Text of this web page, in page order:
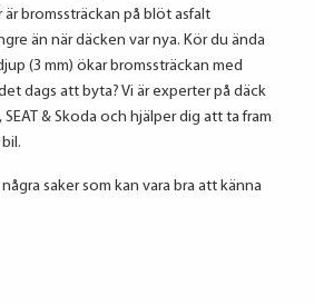
är bromssträckan på blöt asfalt
än när däcken var nya. Kör du ända
(3 mm) ökar bromssträckan med
dags att byta? Vi är experter på däck
& Skoda och hjälper dig att ta fram
saker som kan vara bra att känna